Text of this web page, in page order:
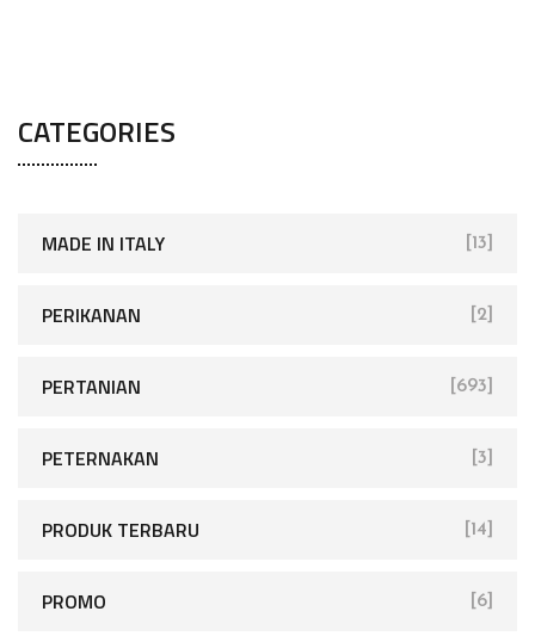
CATEGORIES
MADE IN ITALY [13]
PERIKANAN [2]
PERTANIAN [693]
PETERNAKAN [3]
PRODUK TERBARU [14]
PROMO [6]